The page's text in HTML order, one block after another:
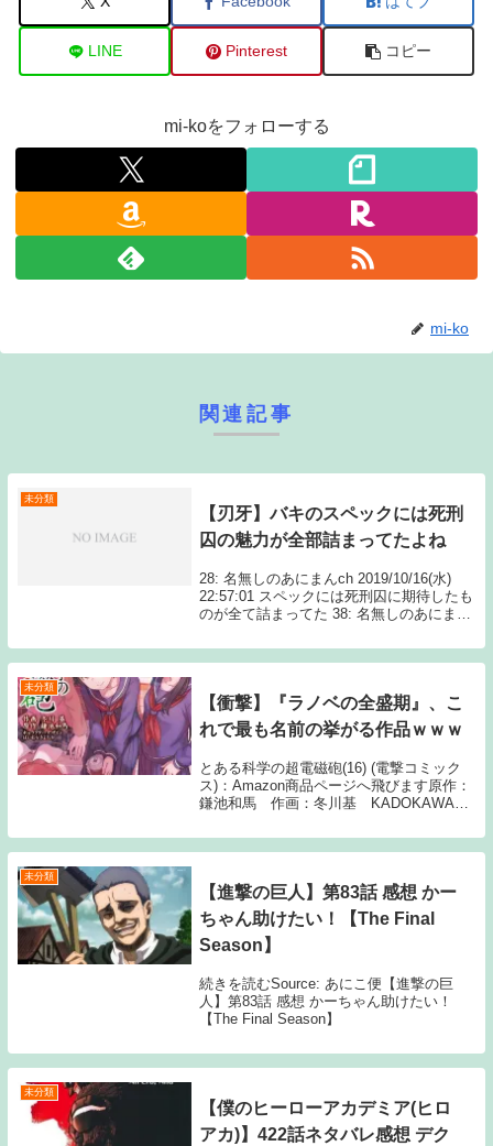
LINE Pinterest コピー
mi-koをフォローする
mi-ko
関連記事
未分類
【刃牙】バキのスペックには死刑
囚の魅力が全部詰まってたよね
28: 名無しのあにまんch 2019/10/16(水)
22:57:01 スペックには死刑囚に期待したも
のが全て詰まってた 38: 名無しのあにまん
にまんch【...
未分類
【衝撃】『ラノベの全盛期』、こ
れで最も名前の挙がる作品ｗｗｗ
とある科学の超電磁砲(16) (電撃コミック
ス)：Amazon商品ページへ飛びます原作：
鎌池和馬 作画：冬川基 KADOKAWA1:
出てくる作品ってハルヒとちゃうよな 3:
名無しさん スレイヤーズ...
未分類
【進撃の巨人】第83話 感想 かー
ちゃん助けたい！【The Final
Season】
続きを読むSource: あにこ便【進撃の巨
人】第83話 感想 かーちゃん助けたい！
【The Final Season】
未分類
【僕のヒーローアカデミア(ヒロ
アカ)】422話ネタバレ感想 デク